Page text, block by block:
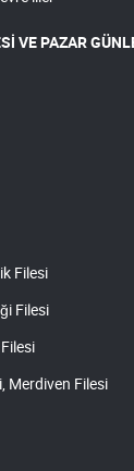
VE PAZAR
Filesi
Filesi
Merdiven Filesi